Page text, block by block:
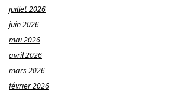
juillet 2026
juin 2026
mai 2026
avril 2026
mars 2026
février 2026